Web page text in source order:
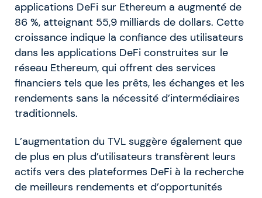
applications DeFi sur Ethereum a augmenté de
86 %, atteignant 55,9 milliards de dollars. Cette
croissance indique la confiance des utilisateurs
dans les applications DeFi construites sur le
réseau Ethereum, qui offrent des services
financiers tels que les prêts, les échanges et les
rendements sans la nécessité d’intermédiaires
traditionnels.
L’augmentation du TVL suggère également que
de plus en plus d’utilisateurs transfèrent leurs
actifs vers des plateformes DeFi à la recherche
de meilleurs rendements et d’opportunités